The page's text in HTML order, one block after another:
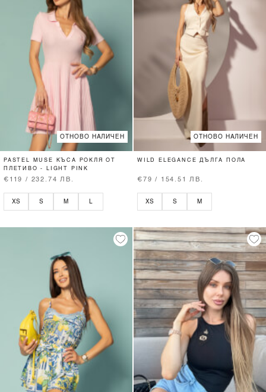
ОТНОВО НАЛИЧЕН
PASTEL MUSE КЪСА РОКЛЯ ОТ
ПЛЕТИВО - LIGHT PINK
€119 / 232.74 ЛВ.
XS S M L
ОТНОВО НАЛИЧЕН
WILD ELEGANCE ДЪЛГА ПОЛА
€79 / 154.51 ЛВ.
XS S M